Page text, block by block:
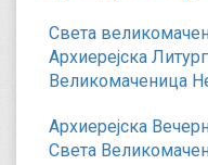
Света
Архиерејска
Великомаченица
Архиерејска
Света